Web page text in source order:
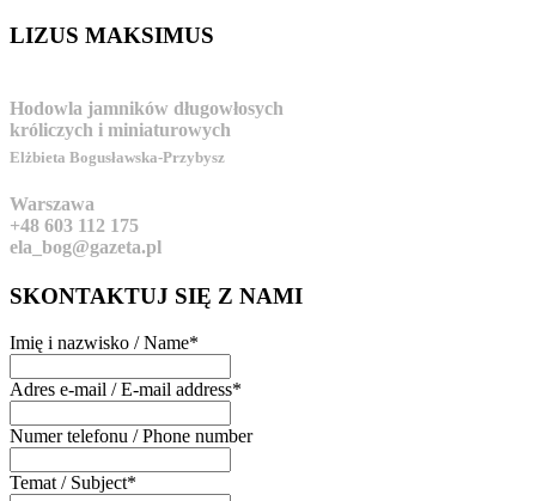
LIZUS MAKSIMUS
Hodowla jamników długowłosych
króliczych i miniaturowych
Elżbieta Bogusławska-Przybysz
Warszawa
+48 603 112 175
ela_bog@gazeta.pl
SKONTAKTUJ SIĘ Z NAMI
Imię i nazwisko / Name*
Adres e-mail / E-mail address*
Numer telefonu / Phone number
Temat / Subject*